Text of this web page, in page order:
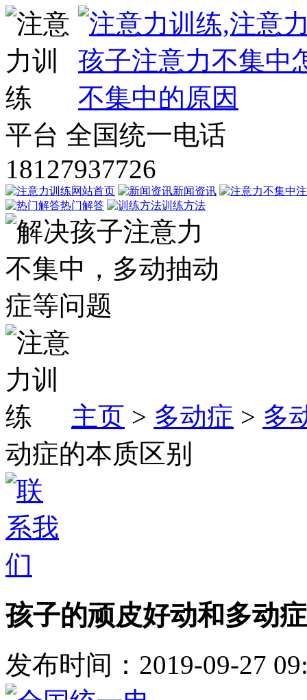
平台 全国统一电话
18127937726
网站首页 新闻资讯
热门解答
训练方法
主页 > 多动症 > 多
动症的本质区别
孩子的顽皮好动和多动
发布时间：2019-09-27